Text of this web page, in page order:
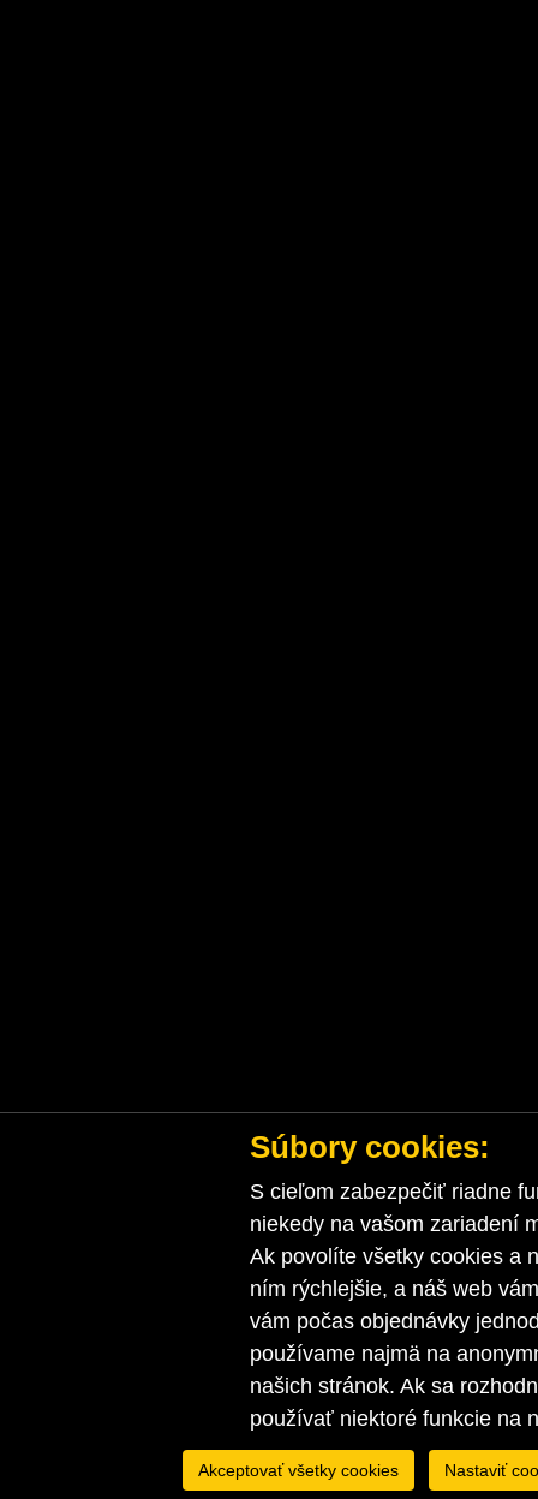
Súbory cookies:
S cieľom zabezpečiť riadne
niekedy na vašom zariadení
Ak povolíte všetky cookies a
ním rýchlejšie, a náš web
vám počas objednávky
používame najmä na
našich stránok. Ak sa
používať niektoré funkcie na
Akceptovať všetky cookies Nastaviť